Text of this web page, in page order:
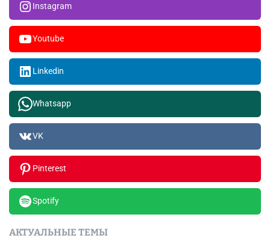
Instagram
Youtube
Linkedin
Whatsapp
VK
Pinterest
Spotify
АКТУАЛЬНЫЕ ТЕМЫ